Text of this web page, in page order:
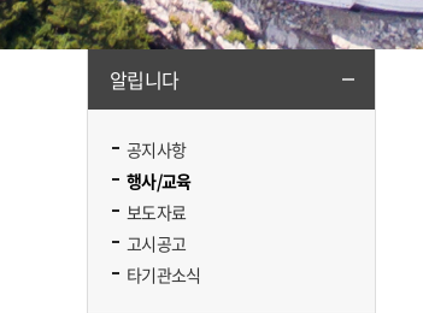
알립니다
공지사항
행사/교육
보도자료
고시공고
타기관소식